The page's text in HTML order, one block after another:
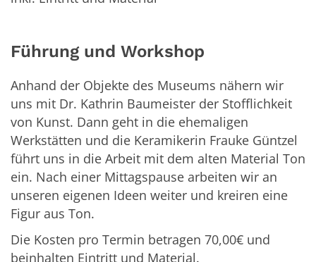
Führung und Workshop
Anhand der Objekte des Museums nähern wir
uns mit Dr. Kathrin Baumeister der Stofflichkeit
von Kunst. Dann geht in die ehemaligen
Werkstätten und die Keramikerin Frauke Güntzel
führt uns in die Arbeit mit dem alten Material Ton
ein. Nach einer Mittagspause arbeiten wir an
unseren eigenen Ideen weiter und kreiren eine
Figur aus Ton.
Die Kosten pro Termin betragen 70,00€ und
beinhalten Eintritt und Material.